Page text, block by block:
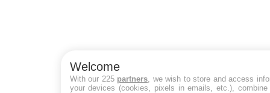
Welcome
With our 225 partners , we wish to store and access
your devices (cookies, pixels in emails, etc.), combine